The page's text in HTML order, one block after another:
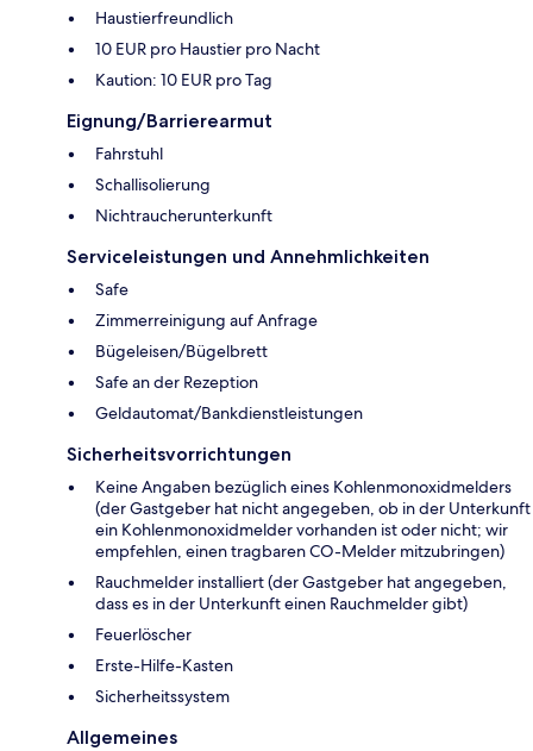
Haustierfreundlich
10 EUR pro Haustier pro Nacht
Kaution: 10 EUR pro Tag
Eignung/Barrierearmut
Fahrstuhl
Schallisolierung
Nichtraucherunterkunft
Serviceleistungen und Annehmlichkeiten
Safe
Zimmerreinigung auf Anfrage
Bügeleisen/Bügelbrett
Safe an der Rezeption
Geldautomat/Bankdienstleistungen
Sicherheitsvorrichtungen
Keine Angaben bezüglich eines Kohlenmonoxidmelders
(der Gastgeber hat nicht angegeben, ob in der Unterkunft
ein Kohlenmonoxidmelder vorhanden ist oder nicht; wir
empfehlen, einen tragbaren CO-Melder mitzubringen)
Rauchmelder installiert (der Gastgeber hat angegeben,
dass es in der Unterkunft einen Rauchmelder gibt)
Feuerlöscher
Ers­te-Hil­fe-Kas­ten
Sicherheitssystem
Allgemeines